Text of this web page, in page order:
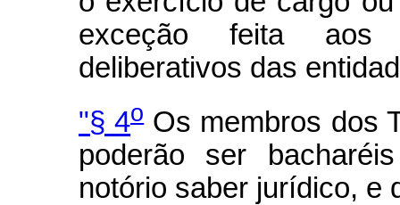
exceção feita aos
deliberativos das
"§ 4oOs membros dos
poderão ser
notório saber jurídico, e